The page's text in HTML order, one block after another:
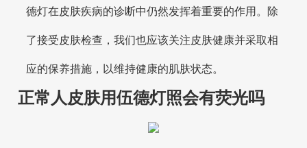
德灯在皮肤疾病的诊断中仍然发挥着重要的作用。除
了接受皮肤检查，我们也应该关注皮肤健康并采取相
应的保养措施，以维持健康的肌肤状态。
正常人皮肤用伍德灯照会有荧光吗